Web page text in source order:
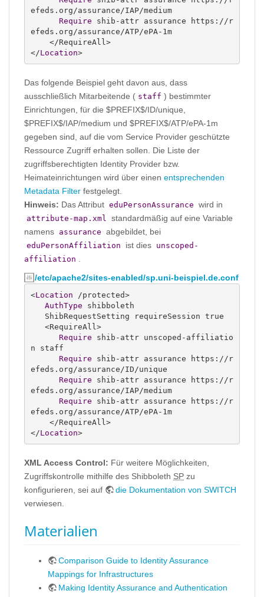
efeds.org/assurance/IAP/medium
Require shib-attr assurance https://r
efeds.org/assurance/ATP/ePA-1m
</Location>
Das folgende Beispiel geht davon aus, dass
ausschließlich Mitarbeitende ( staff ) bestimmter
Einrichtungen, für die $PREFIX$/ID/unique,
$PREFIX$/IAP/medium und $PREFIX$/ATP/ePA-1m
gegeben sind, auf die vom Service Provider geschützte
Ressource Zugriff erhalten sollen. Die Liste der
zugriffsberechtigten Identity Provider bzw.
Heimateinrichtungen wird über einen entsprechenden
Metadata Filter festgelegt.
Hinweis: Das Attribut eduPersonAssurance wird in
attribute-map.xml standardmäßig auf eine Variable
namens assurance abgebildet, bei
eduPersonAffiliation ist dies unscoped-
affiliation
/etc/apache2/sites-enabled/sp.uni-beispiel.de.conf
<Location /protected>
AuthType shibboleth
Require shib-attr unscoped-affiliatio
n staff
Require shib-attr assurance https://r
efeds.org/assurance/ID/unique
Require shib-attr assurance https://r
efeds.org/assurance/IAP/medium
Require shib-attr assurance https://r
efeds.org/assurance/ATP/ePA-1m
</Location>
XML Access Control: Für weitere Möglichkeiten,
Zugriffskontrolle mithilfe des Shibboleth SP zu
konfigurieren, sei auf
die Dokumentation von SWITCH
verwiesen.
Materialien
Comparison Guide to Identity Assurance
Mappings for Infrastructures
Making Identity Assurance and Authentication